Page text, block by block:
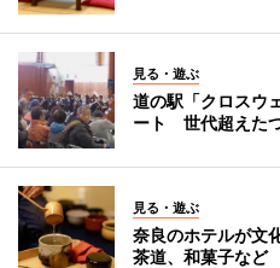
見る・遊ぶ
道の駅「クロスウ
ート 世代超えた
見る・遊ぶ
奈良のホテルが文
茶道、和菓子など